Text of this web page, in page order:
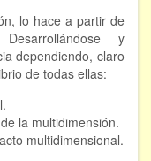
lo hace a partir de
y
dependiendo, claro
de todas ellas:
la multidimensión.
multidimensional.